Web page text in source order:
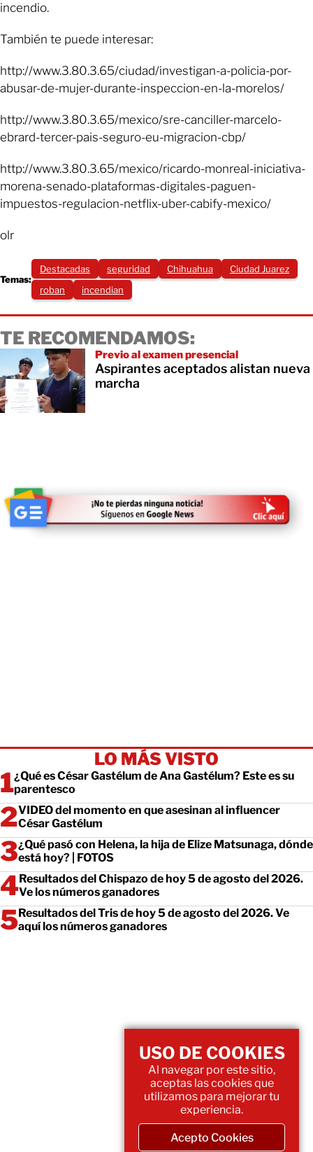
incendio.
También te puede interesar:
http://www.3.80.3.65/ciudad/investigan-a-policia-por-
abusar-de-mujer-durante-inspeccion-en-la-morelos/
http://www.3.80.3.65/mexico/sre-canciller-marcelo-
ebrard-tercer-pais-seguro-eu-migracion-cbp/
http://www.3.80.3.65/mexico/ricardo-monreal-iniciativa-
morena-senado-plataformas-digitales-paguen-
impuestos-regulacion-netflix-uber-cabify-mexico/
olr
Temas:
Destacadas seguridad Chihuahua
Ciudad Juarez
roban
incendian
TE RECOMENDAMOS:
Previo al examen presencial
Aspirantes aceptados alistan nueva
marcha
LO MÁS VISTO
¿Qué es César Gastélum de Ana Gastélum? Este es su
parentesco
VIDEO del momento en que asesinan al influencer
César Gastélum
¿Qué pasó con Helena, la hija de Elize Matsunaga, dónde
está hoy? | FOTOS
Resultados del Chispazo de hoy 5 de agosto del 2026.
Ve los números ganadores
Resultados del Tris de hoy 5 de agosto del 2026. Ve
aquí los números ganadores
USO DE COOKIES
Al navegar por este sitio,
aceptas las cookies que
utilizamos para mejorar tu
experiencia.
Acepto Cookies